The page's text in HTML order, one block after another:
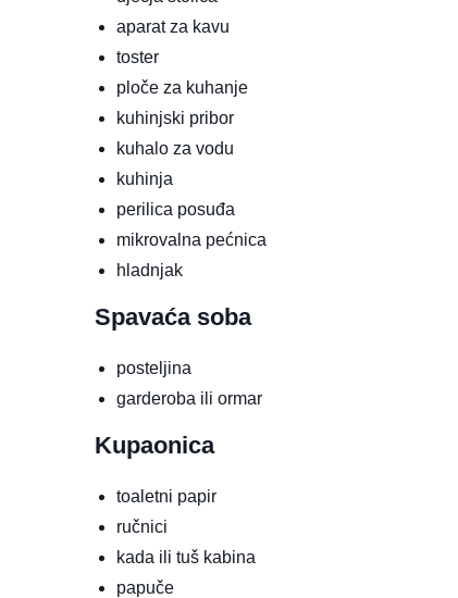
aparat za kavu
toster
ploče za kuhanje
kuhinjski pribor
kuhalo za vodu
kuhinja
perilica posuđa
mikrovalna pećnica
hladnjak
Spavaća soba
posteljina
garderoba ili ormar
Kupaonica
toaletni papir
ručnici
kada ili tuš kabina
papuče